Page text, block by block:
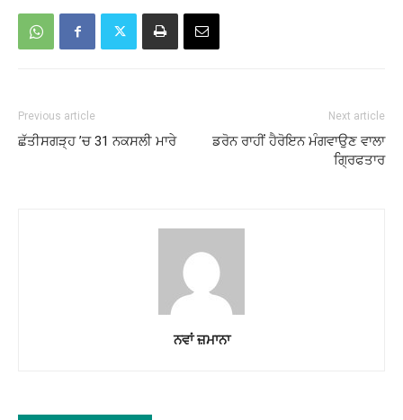
Previous article
ਛੱਤੀਸਗੜ੍ਹ ’ਚ 31 ਨਕਸਲੀ ਮਾਰੇ
Next article
ਡਰੋਨ ਰਾਹੀਂ ਹੈਰੋਇਨ ਮੰਗਵਾਉਣ ਵਾਲਾ
ਗਿ੍ਰਫਤਾਰ
ਨਵਾਂ ਜ਼ਮਾਨਾ